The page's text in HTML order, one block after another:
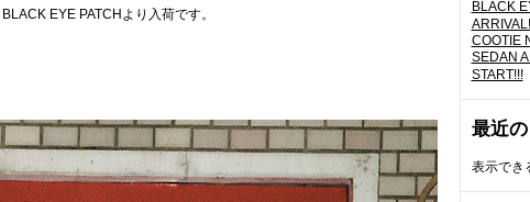
BLACK
COOTIE
SEDAN
START!!!
最近
表示でき
BLACK EYE PATCHより入荷です。